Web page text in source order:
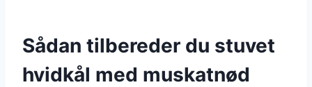
Sådan tilbereder du stuvet
hvidkål med muskatnød